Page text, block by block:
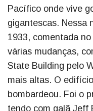
Pacífico onde vive
gigantescas. Nessa
1933, comentada
várias mudanças,
State Building pelo
mais altas. O
bombardeou. Foi o
tendo com galã Jeff